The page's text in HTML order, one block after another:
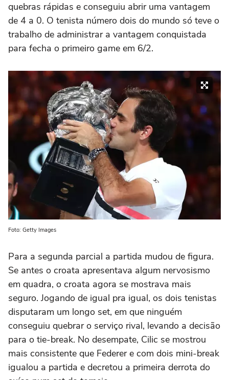
quebras rápidas e conseguiu abrir uma vantagem
de 4 a 0. O tenista número dois do mundo só teve o
trabalho de administrar a vantagem conquistada
para fecha o primeiro game em 6/2.
Foto: Getty Images
Para a segunda parcial a partida mudou de figura.
Se antes o croata apresentava algum nervosismo
em quadra, o croata agora se mostrava mais
seguro. Jogando de igual pra igual, os dois tenistas
disputaram um longo set, em que ninguém
conseguiu quebrar o serviço rival, levando a decisão
para o tie-break. No desempate, Cilic se mostrou
mais consistente que Federer e com dois mini-break
igualou a partida e decretou a primeira derrota do